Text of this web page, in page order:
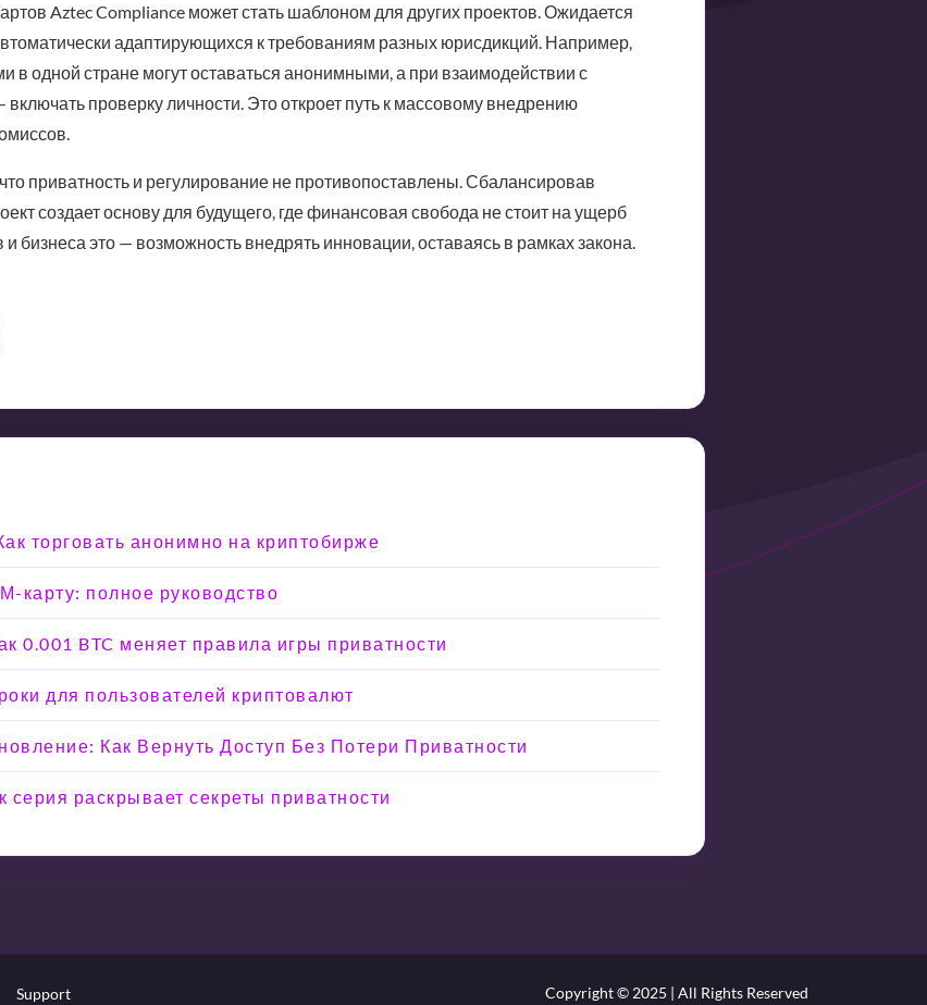
Aztec Compliance может стать шаблоном для других проектов. Ожидается
адаптирующихся к требованиям разных юрисдикций. Например,
в одной стране могут оставаться анонимными, а при взаимодействии с
проверку личности. Это откроет путь к массовому внедрению
приватность и регулирование не противопоставлены. Сбалансировав
создает основу для будущего, где финансовая свобода не стоит на ущерб
бизнеса это — возможность внедрять инновации, оставаясь в рамках закона.
торговать анонимно на криптобирже
карту: полное руководство
0.001 BTC меняет правила игры приватности
для пользователей криптовалют
Как Вернуть Доступ Без Потери Приватности
раскрывает секреты приватности
Support Copyright © 2025 | All Rights Reserved